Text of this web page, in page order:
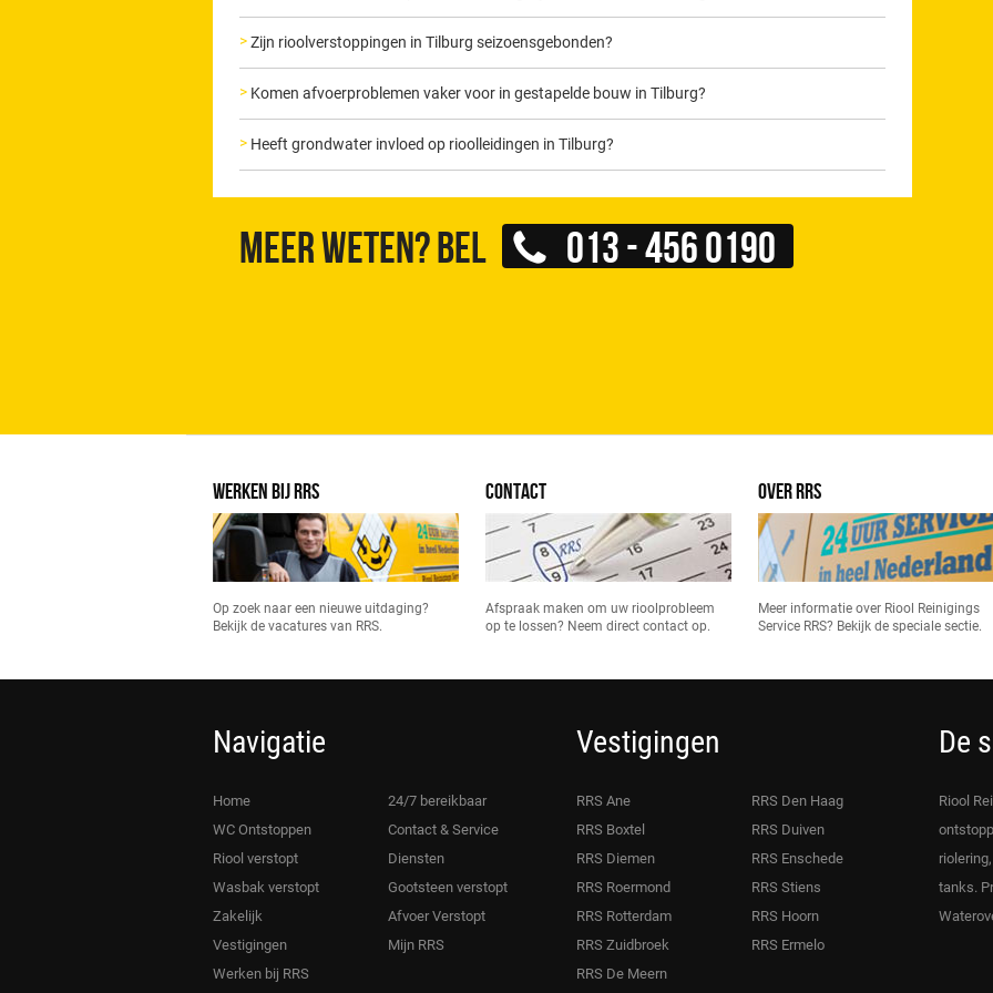
Zijn rioolverstoppingen in Tilburg seizoensgebonden?
Komen afvoerproblemen vaker voor in gestapelde bouw in Tilburg?
Heeft grondwater invloed op rioolleidingen in Tilburg?
Meer weten? Bel 013 - 456 0190
WERKEN BIJ RRS
Op zoek naar een nieuwe uitdaging?
Bekijk de vacatures van RRS.
CONTACT
Afspraak maken om uw rioolprobleem
op te lossen? Neem direct contact op.
OVER RRS
Meer informatie over Riool Reinigings
Service RRS? Bekijk de speciale sectie.
Navigatie
Home
WC Ontstoppen
Riool verstopt
Wasbak verstopt
Zakelijk
Vestigingen
Werken bij RRS
24/7 bereikbaar
Contact & Service
Diensten
Gootsteen verstopt
Afvoer Verstopt
Mijn RRS
Vestigingen
RRS Ane
RRS Boxtel
RRS Diemen
RRS Roermond
RRS Rotterdam
RRS Zuidbroek
RRS De Meern
RRS Den Haag
RRS Duiven
RRS Enschede
RRS Stiens
RRS Hoorn
RRS Ermelo
De
Riool
tanks.